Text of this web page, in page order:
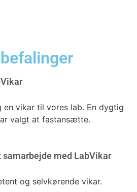
en vikar til vores lab. En dygtig
valgt at fastansætte.
samarbejde med LabVikar
og selvkørende vikar.